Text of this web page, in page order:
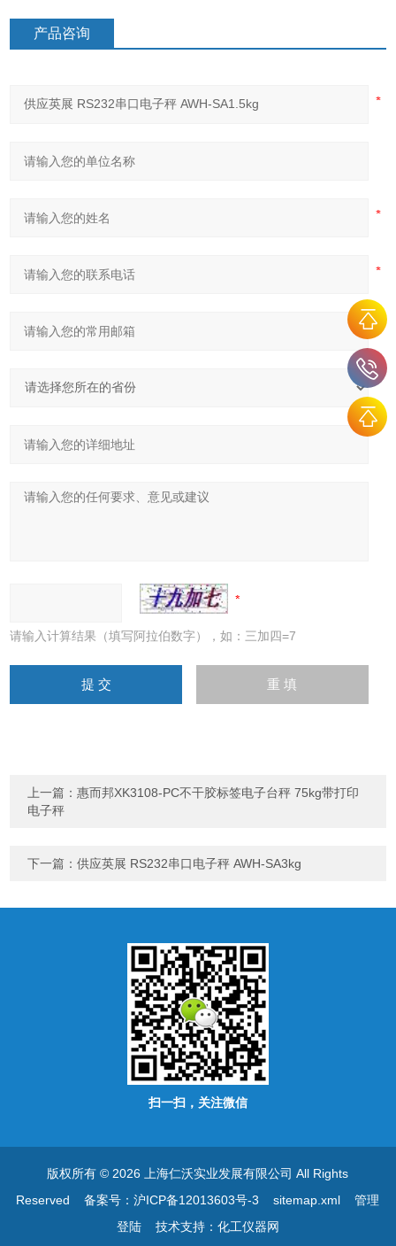
产品咨询
请输入计算结果（填写阿拉伯数字），如：三加四=7
上一篇：惠而邦XK3108-PC不干胶标签电子台秤 75kg带打印
电子秤
下一篇：供应英展 RS232串口电子秤 AWH-SA3kg
扫一扫，关注微信
版权所有 © 2026 上海仁沃实业发展有限公司 All Rights
Reserved备案号：沪ICP备12013603号-3 sitemap.xml
管理
登陆技术支持： 化工仪器网